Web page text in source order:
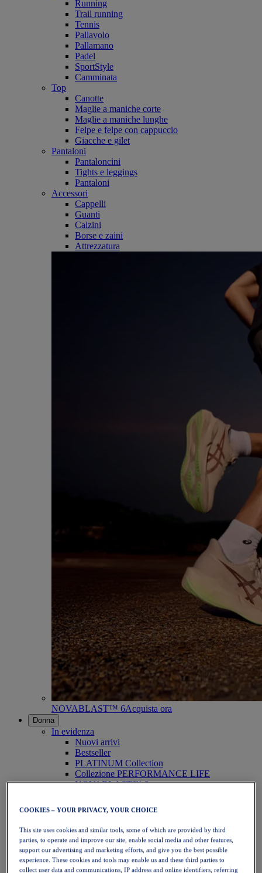
Running
Trail running
Tennis
Pallavolo
Pallamano
Padel
SportStyle
Camminata
Top
Canotte
Maglie a maniche corte
Maglie a maniche lunghe
Felpe e felpe con cappuccio
Giacche e gilet
Pantaloni
Pantaloncini
Tights e leggings
Pantaloni
Accessori
Cappelli
Guanti
Calzini
Borse e zaini
Attrezzatura
NOVABLAST™ 6Acquista ora
Donna
In evidenza
Nuovi arrivi
Bestseller
PLATINUM Collection
Collezione PERFORMANCE LIFE
NOVABLAST™ 6
Running
Trail running
Tennis
Pallavolo
Pallamano
Padel
Netball
COOKIES – YOUR PRIVACY, YOUR CHOICE
This site uses cookies and similar tools, some of which are provided by third
parties, to operate and improve our site, enable social media and other features,
support our advertising and marketing efforts, and give you the best possible
experience. These cookies and tools may enable us and these third parties to
collect user data and communications, IP address and online identifiers, referring